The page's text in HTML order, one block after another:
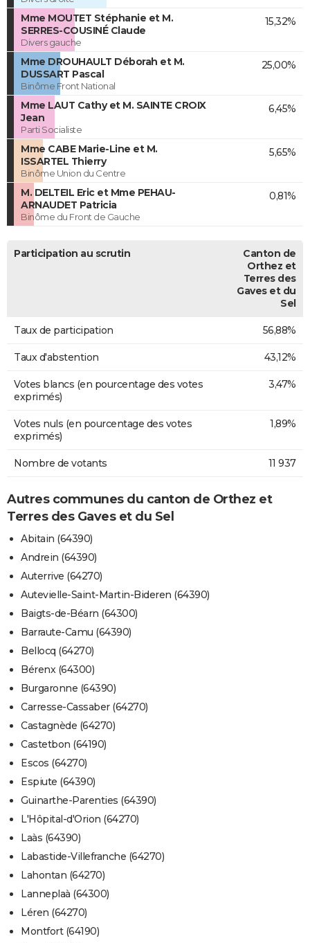
Mme MOUTET Stéphanie et M.
SERRES-COUSINÉ Claude
Divers gauche
15,32%
Mme DROUHAULT Déborah et M.
DUSSART Pascal
Binôme Front National
25,00%
Mme LAUT Cathy et M. SAINTE CROIX
Jean
Parti Socialiste
6,45%
Mme CABE Marie-Line et M.
ISSARTEL Thierry
Binôme Union du Centre
5,65%
M. DELTEIL Eric et Mme PEHAU-
ARNAUDET Patricia
Binôme du Front de Gauche
0,81%
Participation au scrutin
Canton de
Orthez et
Terres des
Gaves et du
Sel
Taux de participation 56,88%
Taux d'abstention 43,12%
Votes blancs (en pourcentage des votes
exprimés)
3,47%
Votes nuls (en pourcentage des votes
exprimés)
1,89%
Nombre de votants 11 937
Autres communes du canton de Orthez et
Terres des Gaves et du Sel
Abitain (64390)
Andrein (64390)
Auterrive (64270)
Autevielle-Saint-Martin-Bideren (64390)
Baigts-de-Béarn (64300)
Barraute-Camu (64390)
Bellocq (64270)
Bérenx (64300)
Burgaronne (64390)
Carresse-Cassaber (64270)
Castagnède (64270)
Castetbon (64190)
Escos (64270)
Espiute (64390)
Guinarthe-Parenties (64390)
L'Hôpital-d'Orion (64270)
Laàs (64390)
Labastide-Villefranche (64270)
Lahontan (64270)
Lanneplaà (64300)
Léren (64270)
Montfort (64190)